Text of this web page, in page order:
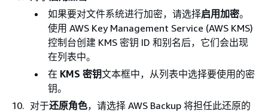
如果要对文件系统进行加密，请选择启用加密。
使用 AWS Key Management Service (AWS KMS)
控制台创建 KMS 密钥 ID 和别名后，它们会出现
在列表中。
在 KMS 密钥文本框中，从列表中选择要使用的密
钥。
对于还原角色，请选择 AWS Backup 将担任此还原的